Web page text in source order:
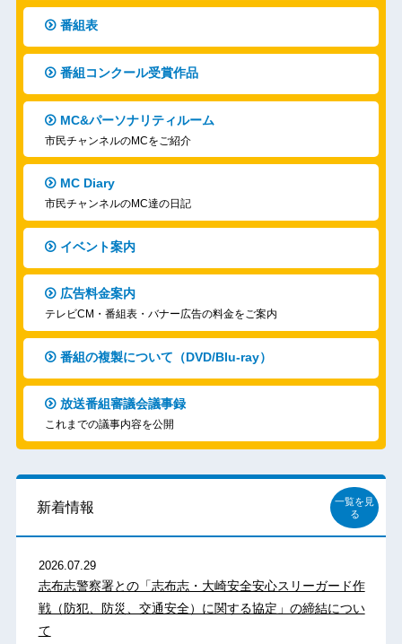
番組表
番組コンクール受賞作品
MC&パーソナリティルーム
市民チャンネルのMCをご紹介
MC Diary
市民チャンネルのMC達の日記
イベント案内
広告料金案内
テレビCM・番組表・バナー広告の料金をご案内
番組の複製について（DVD/Blu-ray）
放送番組審議会議事録
これまでの議事内容を公開
新着情報
一覧を見
る
2026.07.29
志布志警察署との「志布志・大崎安全安心スリーガード作
戦（防犯、防災、交通安全）に関する協定」の締結につい
て